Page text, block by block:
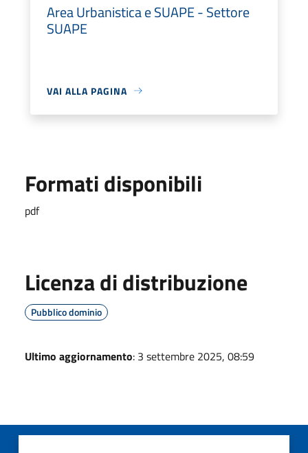
Area Urbanistica e SUAPE - Settore
SUAPE
VAI ALLA PAGINA
Formati disponibili
pdf
Licenza di distribuzione
Pubblico dominio
Ultimo aggiornamento: 3 settembre 2025, 08:59